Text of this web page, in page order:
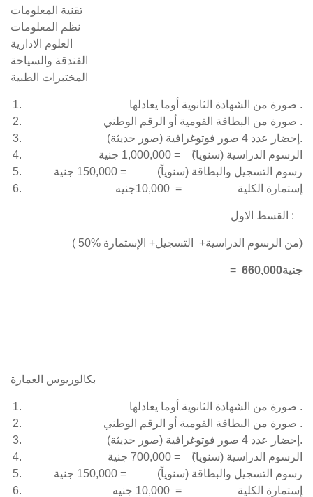
تقنية المعلومات
نظم المعلومات
العلوم الادارية
الفندقة والسياحة
المختبرات الطبية
صورة من الشهادة الثانوية أوما يعادلها .
صورة من البطاقة القومية أو الرقم الوطني .
إحضار عدد 4 صور فوتوغرافية (صور حديثة).
الرسوم الدراسية (سنويا)ً = 1,000,000 جنية
رسوم التسجيل والبطاقة (سنوياً) = 150,000 جنية
إستمارة الكلية = 10,000جنيه
القسط الاول :
( 50% من الرسوم الدراسية+ التسجيل+ الإستمارة)
= 660,000جنية
بكالوريوس العمارة
صورة من الشهادة الثانوية أوما يعادلها .
صورة من البطاقة القومية أو الرقم الوطني .
إحضار عدد 4 صور فوتوغرافية (صور حديثة).
الرسوم الدراسية (سنويا)ً = 700,000 جنية
رسوم التسجيل والبطاقة (سنوياً) = 150,000 جنية
إستمارة الكلية = 10,000 جنيه